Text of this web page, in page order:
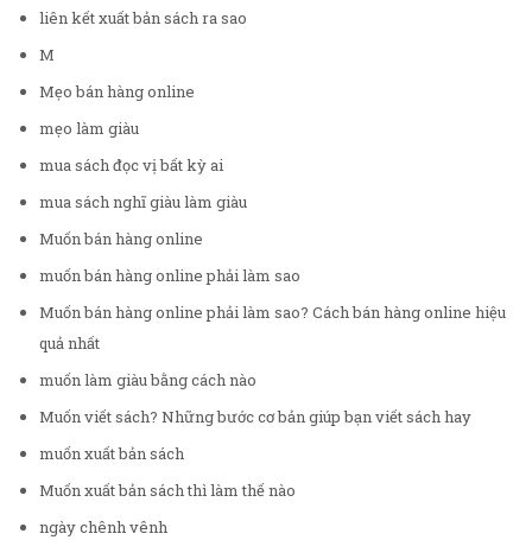
liên kết xuất bản sách ra sao
M
Mẹo bán hàng online
mẹo làm giàu
mua sách đọc vị bất kỳ ai
mua sách nghĩ giàu làm giàu
Muốn bán hàng online
muốn bán hàng online phải làm sao
Muốn bán hàng online phải làm sao? Cách bán hàng online hiệu
quả nhất
muốn làm giàu bằng cách nào
Muốn viết sách? Những bước cơ bản giúp bạn viết sách hay
muốn xuất bản sách
Muốn xuất bản sách thì làm thế nào
ngày chênh vênh